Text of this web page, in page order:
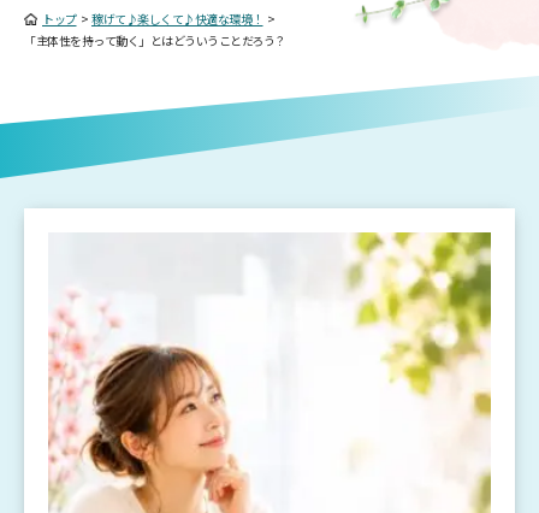
トップ> 稼げて♪楽しくて♪快適な環境！ >
「主体性を持って動く」とはどういうことだろう？